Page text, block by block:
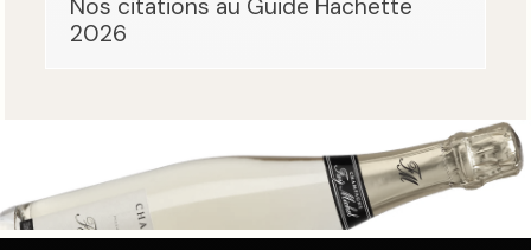
Nos citations au Guide Hachette
2026